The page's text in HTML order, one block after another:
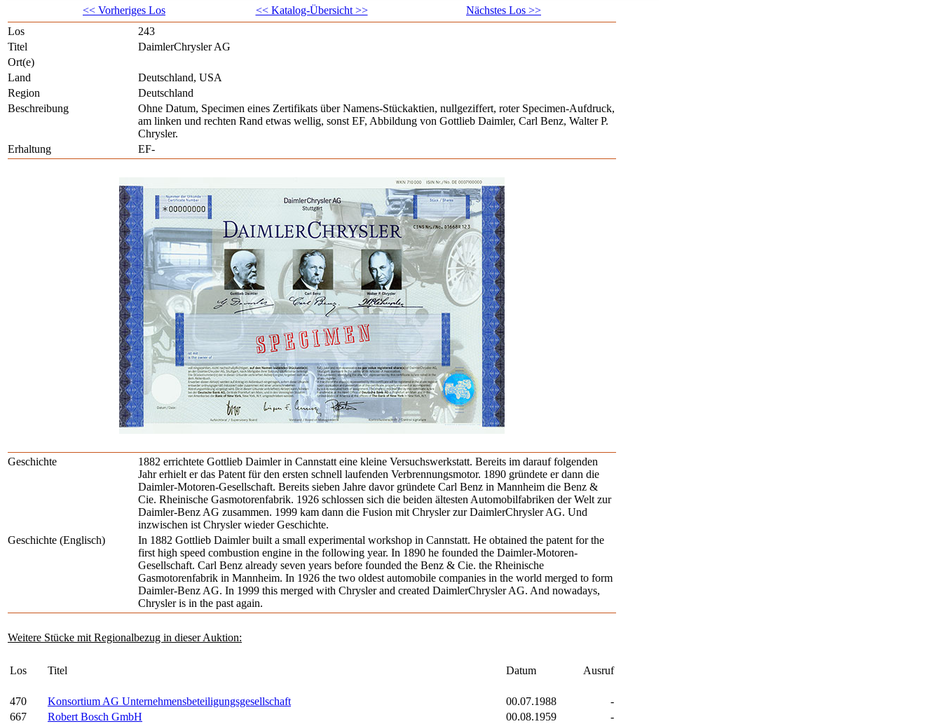
<< Vorheriges Los << Katalog-Übersicht >>
Nächstes Los >>
Los
243
Titel
DaimlerChrysler AG
Ort(e)
Land
Deutschland, USA
Region
Deutschland
Beschreibung
Ohne Datum, Specimen eines Zertifikats über Namens-Stückaktien, nullgeziffert, roter Specimen-Aufdruck,
am linken und rechten Rand etwas wellig, sonst EF, Abbildung von Gottlieb Daimler, Carl Benz, Walter P.
Chrysler.
Erhaltung
EF-
Geschichte
1882 errichtete Gottlieb Daimler in Cannstatt eine kleine Versuchswerkstatt. Bereits im darauf folgenden
Jahr erhielt er das Patent für den ersten schnell laufenden Verbrennungsmotor. 1890 gründete er dann die
Daimler-Motoren-Gesellschaft. Bereits sieben Jahre davor gründete Carl Benz in Mannheim die Benz &
Cie. Rheinische Gasmotorenfabrik. 1926 schlossen sich die beiden ältesten Automobilfabriken der Welt zur
Daimler-Benz AG zusammen. 1999 kam dann die Fusion mit Chrysler zur DaimlerChrysler AG. Und
inzwischen ist Chrysler wieder Geschichte.
Geschichte (Englisch)
In 1882 Gottlieb Daimler built a small experimental workshop in Cannstatt. He obtained the patent for the
first high speed combustion engine in the following year. In 1890 he founded the Daimler-Motoren-
Gesellschaft. Carl Benz already seven years before founded the Benz & Cie. the Rheinische
Gasmotorenfabrik in Mannheim. In 1926 the two oldest automobile companies in the world merged to form
Daimler-Benz AG. In 1999 this merged with Chrysler and created DaimlerChrysler AG. And nowadays,
Chrysler is in the past again.
Weitere Stücke mit Regionalbezug in dieser Auktion:
Los Titel Datum Ausruf
470 Konsortium AG Unternehmensbeteiligungsgesellschaft 00.07.1988
-
667
Robert Bosch GmbH 00.08.1959
-